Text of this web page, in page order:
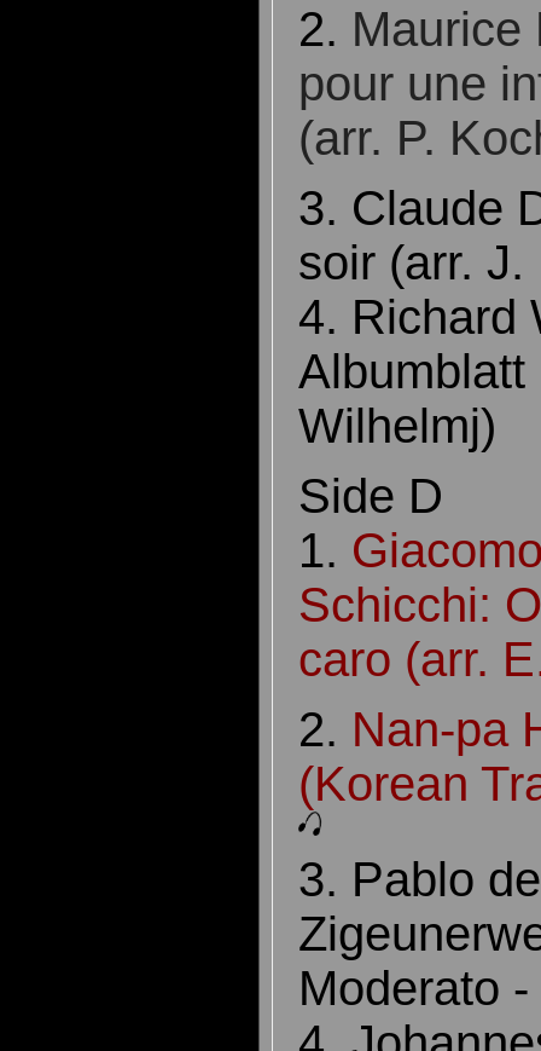
2. Maurice
pour une
(arr. P.
3. Claude
soir (arr. J.
4. Richard
Albumblatt
Wilhelmj)
Side D
1.
Schicchi:
caro (arr.
2. Nan-pa
(Korean
3. Pablo
Moderato